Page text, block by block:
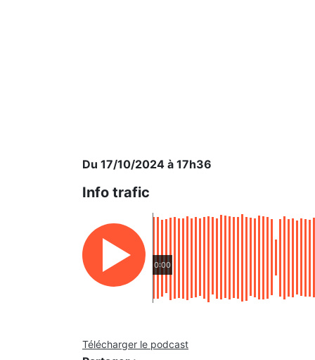
Du 17/10/2024 à 17h36
Info trafic
0:00
Télécharger le podcast